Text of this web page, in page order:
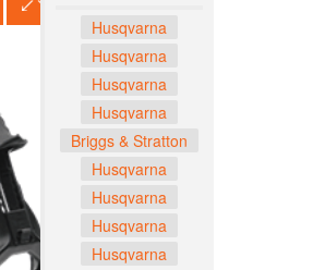
Husqvarna
Husqvarna
Husqvarna
Husqvarna
Briggs & Stratton
Husqvarna
Husqvarna
Husqvarna
Husqvarna